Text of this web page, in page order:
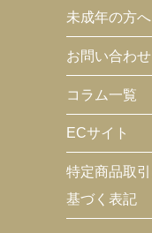
未成年の方へ
お問い合わせ
コラム一覧
ECサイト
特定商品取
基づく表記